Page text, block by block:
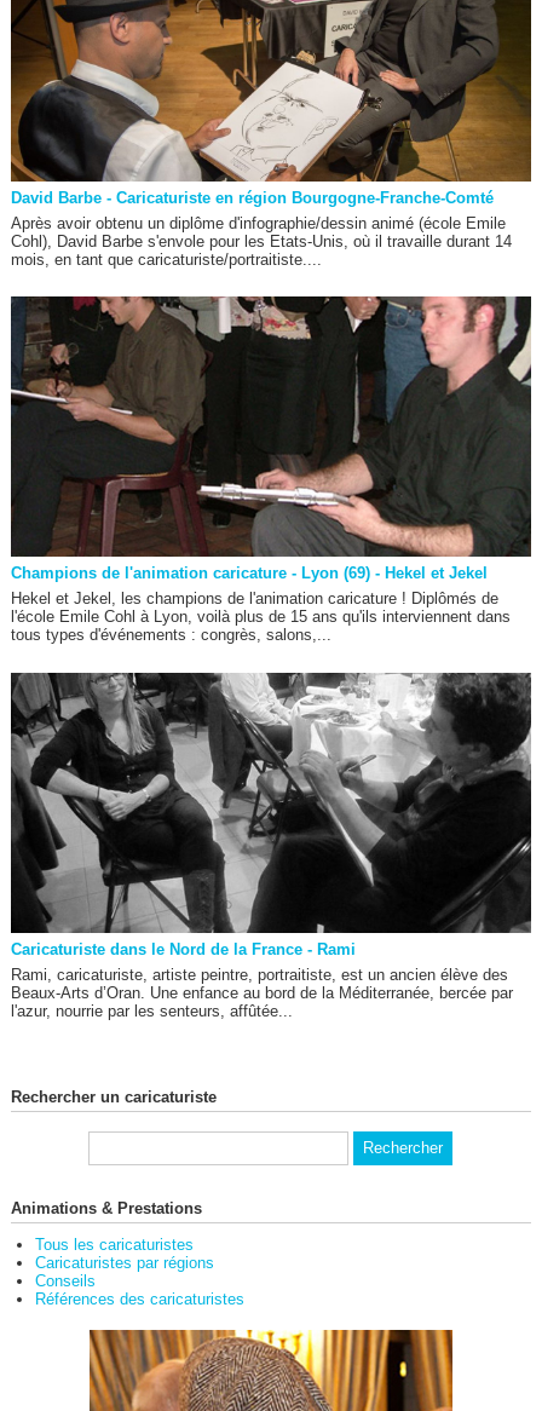
David Barbe - Caricaturiste en région Bourgogne-Franche-Comté
Après avoir obtenu un diplôme d'infographie/dessin animé (école Emile
Cohl), David Barbe s'envole pour les Etats-Unis, où il travaille durant 14
mois, en tant que caricaturiste/portraitiste....
Champions de l'animation caricature - Lyon (69) - Hekel et Jekel
Hekel et Jekel, les champions de l'animation caricature ! Diplômés de
l'école Emile Cohl à Lyon, voilà plus de 15 ans qu'ils interviennent dans
tous types d'événements : congrès, salons,...
Caricaturiste dans le Nord de la France - Rami
Rami, caricaturiste, artiste peintre, portraitiste, est un ancien élève des
Beaux-Arts d’Oran. Une enfance au bord de la Méditerranée, bercée par
l'azur, nourrie par les senteurs, affûtée...
Rechercher un caricaturiste
Animations & Prestations
Tous les caricaturistes
Caricaturistes par régions
Conseils
Références des caricaturistes